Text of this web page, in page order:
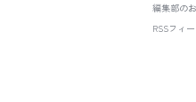
編集部の
RSSフィ